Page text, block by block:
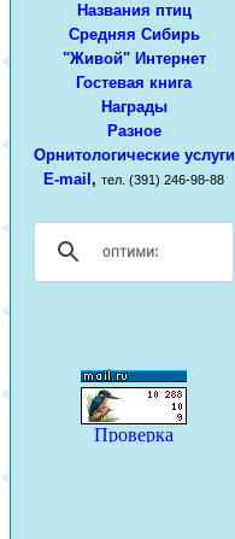
Названия птиц
Средняя Сибирь
"Живой" Интернет
Гостевая книга
Награды
Разное
Орнитологические услуги
E-mail , тел. (391) 246-98-88